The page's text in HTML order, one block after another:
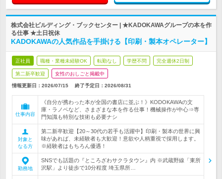
株式会社ビルディング・ブックセンター | ★KADOKAWAグループの本を作
る仕事 ★土日祝休
KADOKAWAの人気作品を手掛ける【印刷・製本オペレーター】
正社員 職種・業種未経験OK 転勤なし 学歴不問 完全週休2日制
第二新卒歓迎 女性のおしごと掲載中
情報更新日：2026/07/15 終了予定日： 2026/08/31
仕事内容
《自分が携わった本が全国の書店に並ぶ！》KODOKAWAの文
庫・ラノベなど、さまざまな本を作る仕事！機械操作が中心⇒専
門知識も特別な技術も必要ナシ
対象と
なる方
第二新卒歓迎【20～30代の若手も活躍中】印刷・製本の世界に興
味があれば、未経験者も大歓迎！意欲や人柄重視で採用します。
※経験者はもちろん優遇！
勤務地
SNSでも話題の『ところざわサクラタウン』内 ※武蔵野線「東所
沢駅」より徒歩で10分程度 埼玉県所…